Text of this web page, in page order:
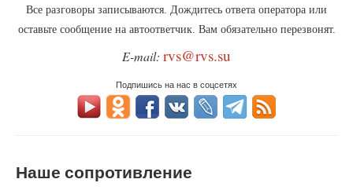
Все разговоры записываются. Дождитесь ответа оператора или
оставьте сообщение на автоответчик. Вам обязательно перезвонят.
E-mail: rvs@rvs.su
Подпишись на нас в соцсетях
Наше сопротивление